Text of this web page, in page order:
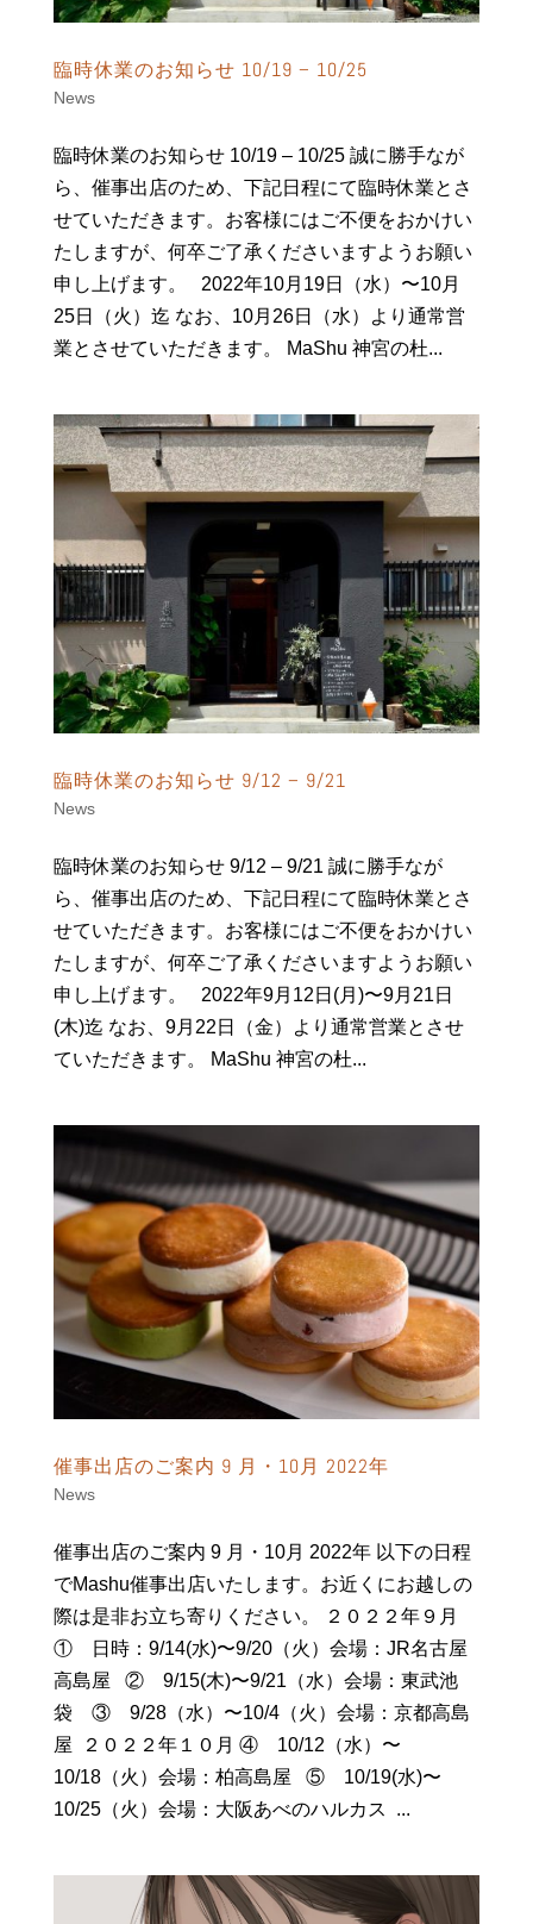
臨時休業のお知らせ 10/19 – 10/25
News
臨時休業のお知らせ 10/19 – 10/25 誠に勝手なが
ら、催事出店のため、下記日程にて臨時休業とさ
せていただきます。お客様にはご不便をおかけい
たしますが、何卒ご了承くださいますようお願い
申し上げます。 2022年10月19日（水）〜10月
25日（火）迄 なお、10月26日（水）より通常営
業とさせていただきます。 MaShu 神宮の杜...
臨時休業のお知らせ 9/12 – 9/21
News
臨時休業のお知らせ 9/12 – 9/21 誠に勝手なが
ら、催事出店のため、下記日程にて臨時休業とさ
せていただきます。お客様にはご不便をおかけい
たしますが、何卒ご了承くださいますようお願い
申し上げます。 2022年9月12日(月)〜9月21日
(木)迄 なお、9月22日（金）より通常営業とさせ
ていただきます。 MaShu 神宮の杜...
催事出店のご案内 9 月・10月 2022年
News
催事出店のご案内 9 月・10月 2022年 以下の日程
でMashu催事出店いたします。お近くにお越しの
際は是非お立ち寄りください。 ２０２２年９月
① 日時：9/14(水)〜9/20（火）会場：JR名古屋
高島屋 ② 9/15(木)〜9/21（水）会場：東武池
袋 ③ 9/28（水）〜10/4（火）会場：京都高島
屋 ２０２２年１０月 ④ 10/12（水）〜
10/18（火）会場：柏高島屋 ⑤ 10/19(水)〜
10/25（火）会場：大阪あべのハルカス ...